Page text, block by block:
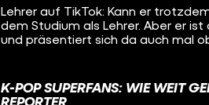
Lehrer auf TikTok: Kann er
dem Studium als Lehrer. Aber er
und präsentiert sich da auch mal
Inhalten in der Öffentlichkeit
K-POP SUPERFANS: WIE WEIT